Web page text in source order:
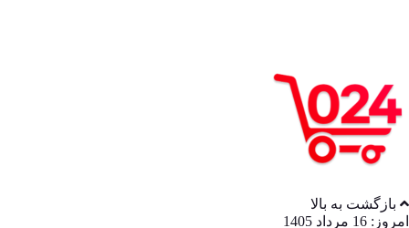
بازگشت به بالا
امروز: 16 مرداد 1405